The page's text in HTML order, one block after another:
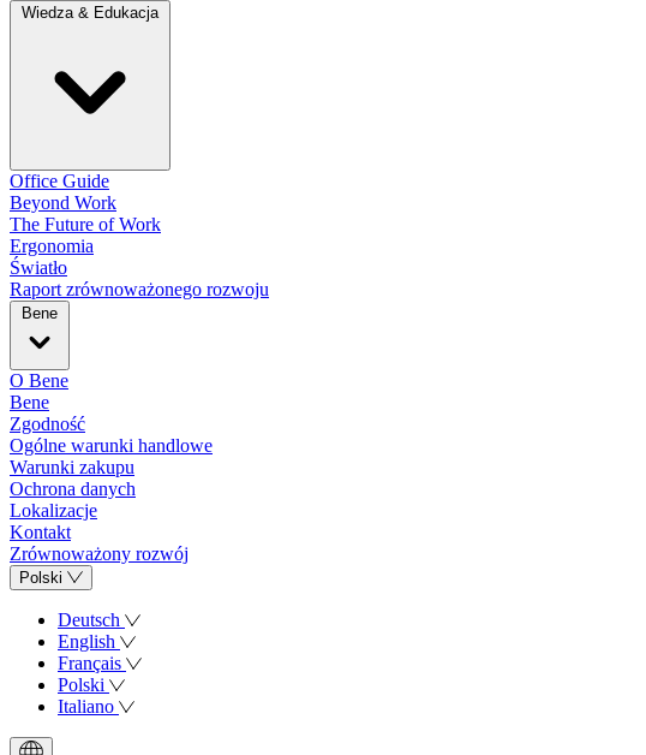
Wiedza & Edukacja
Office Guide
Beyond Work
The Future of Work
Ergonomia
Światło
Raport zrównoważonego rozwoju
Bene
O Bene
Bene
Zgodność
Ogólne warunki handlowe
Warunki zakupu
Ochrona danych
Lokalizacje
Kontakt
Zrównoważony rozwój
Polski
Deutsch
English
Français
Polski
Italiano